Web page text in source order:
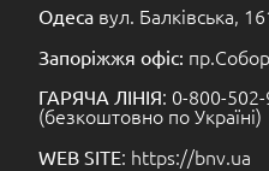
Одеса вул. Балківська,
Запоріжжя офіс:
ГАРЯЧА ЛІНІЯ: 0-800-502-
(безкоштовно по Україні)
WEB SITE: https://bnv.ua